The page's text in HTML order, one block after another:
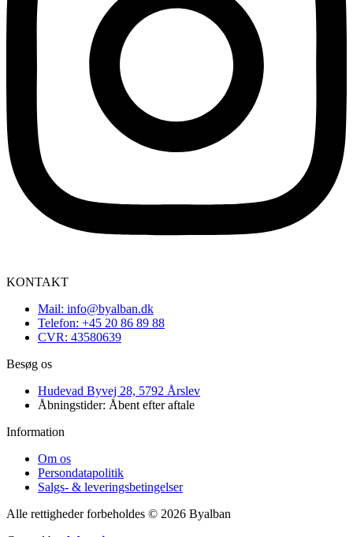
KONTAKT
Mail: info@byalban.dk
Telefon: +45 20 86 89 88
CVR: 43580639
Besøg os
Hudevad Byvej 28, 5792 Årslev
Åbningstider: Åbent efter aftale
Information
Om os
Persondatapolitik
Salgs- & leveringsbetingelser
Alle rettigheder forbeholdes © 2026 Byalban